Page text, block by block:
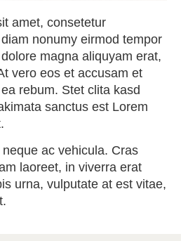
amet, consetetur
nonumy eirmod tempor
magna aliquyam erat,
vero eos et accusam et
rebum. Stet clita kasd
sanctus est Lorem
ac vehicula. Cras
laoreet, in viverra erat
urna, vulputate at est vitae,